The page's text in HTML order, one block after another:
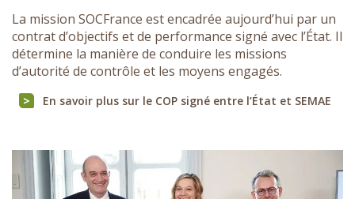
La mission SOCFrance est encadrée aujourd’hui par un
contrat d’objectifs et de performance signé avec l’État. Il
détermine la manière de conduire les missions
d’autorité de contrôle et les moyens engagés.
En savoir plus sur le COP signé entre l’État et SEMAE